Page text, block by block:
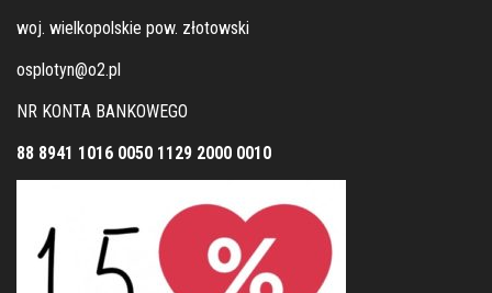
woj. wielkopolskie pow. złotowski
osplotyn@o2.pl
NR KONTA BANKOWEGO
88 8941 1016 0050 1129 2000 0010